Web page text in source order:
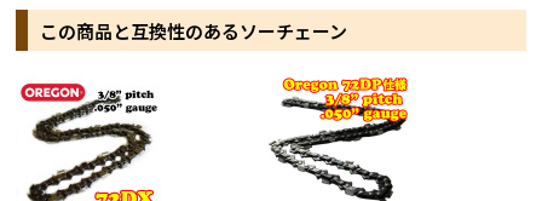
この商品と互換性のあるソーチェーン